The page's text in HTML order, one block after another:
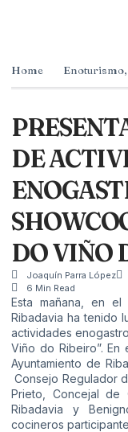
Home Enoturismo,
DE
DO VIÑO
Joaquín Parra López
6 Min Read
Esta mañana, en
Ribadavia ha tenido
actividades
Viño do Ribeiro”.
Ayuntamiento de
Consejo Regulador
Prieto, Concejal de
Ribadavia y
cocineros